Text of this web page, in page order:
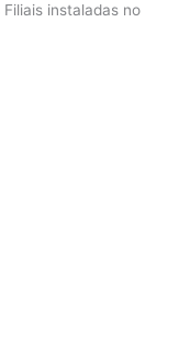
instaladas no